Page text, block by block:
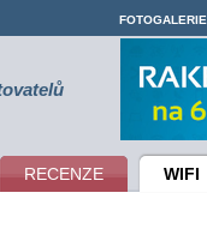
RECENZE WIFI
FOTOGALERIE